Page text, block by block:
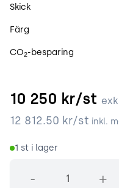
Skick
Färg
CO2-besparing
10 250 kr/st
12 812.50 kr/st inkl.
1 st i lager
- +